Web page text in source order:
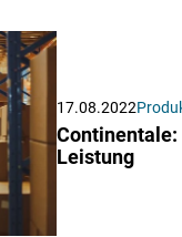
17.08.2022
Leistung